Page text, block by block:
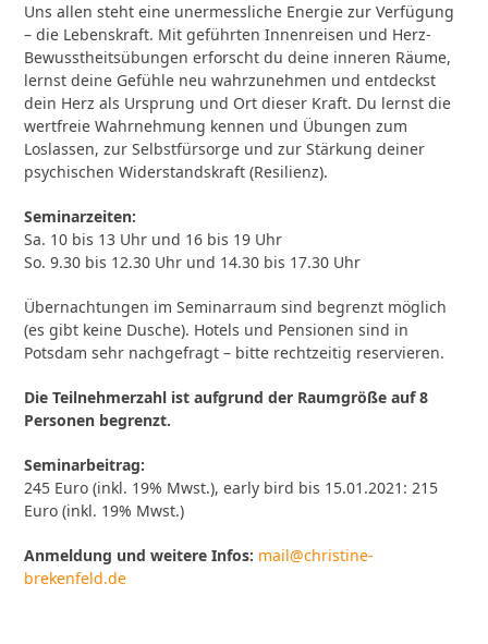
Uns allen steht eine unermessliche Energie zur Verfügung
– die Lebenskraft. Mit geführten Innenreisen und Herz-
Bewusstheitsübungen erforscht du deine inneren Räume,
lernst deine Gefühle neu wahrzunehmen und entdeckst
dein Herz als Ursprung und Ort dieser Kraft. Du lernst die
wertfreie Wahrnehmung kennen und Übungen zum
Loslassen, zur Selbstfürsorge und zur Stärkung deiner
psychischen Widerstandskraft (Resilienz).
Seminarzeiten:
Sa. 10 bis 13 Uhr und 16 bis 19 Uhr
So. 9.30 bis 12.30 Uhr und 14.30 bis 17.30 Uhr
Übernachtungen im Seminarraum sind begrenzt möglich
(es gibt keine Dusche). Hotels und Pensionen sind in
Potsdam sehr nachgefragt – bitte rechtzeitig reservieren.
Die Teilnehmerzahl ist aufgrund der Raumgröße auf 8
Personen begrenzt.
Seminarbeitrag:
245 Euro (inkl. 19% Mwst.), early bird bis 15.01.2021: 215
Euro (inkl. 19% Mwst.)
Anmeldung und weitere Infos: mail@christine-
brekenfeld.de